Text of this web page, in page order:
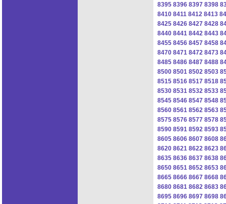
8395 8396 8397 8398
8410 8411 8412 8413
8425 8426 8427 8428
8440 8441 8442 8443
8455 8456 8457 8458
8470 8471 8472 8473
8485 8486 8487 8488
8500 8501 8502 8503
8515 8516 8517 8518
8530 8531 8532 8533
8545 8546 8547 8548
8560 8561 8562 8563
8575 8576 8577 8578
8590 8591 8592 8593
8605 8606 8607 8608
8620 8621 8622 8623
8635 8636 8637 8638
8650 8651 8652 8653
8665 8666 8667 8668
8680 8681 8682 8683
8695 8696 8697 8698